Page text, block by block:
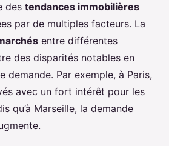
des tendances immobilières
par de multiples facteurs. La
entre différentes
des disparités notables en
demande. Par exemple, à Paris,
avec un fort intérêt pour les
qu’à Marseille, la demande